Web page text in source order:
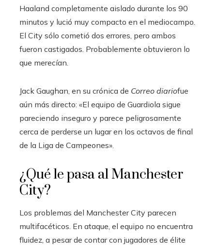
Haaland completamente aislado durante los 90
minutos y lució muy compacto en el mediocampo.
El City sólo cometió dos errores, pero ambos
fueron castigados. Probablemente obtuvieron lo
que merecían.
Jack Gaughan, en su crónica de Correo diariofue
aún más directo: «El equipo de Guardiola sigue
pareciendo inseguro y parece peligrosamente
cerca de perderse un lugar en los octavos de final
de la Liga de Campeones».
¿Qué le pasa al Manchester
City?
Los problemas del Manchester City parecen
multifacéticos. En ataque, el equipo no encuentra
fluidez, a pesar de contar con jugadores de élite